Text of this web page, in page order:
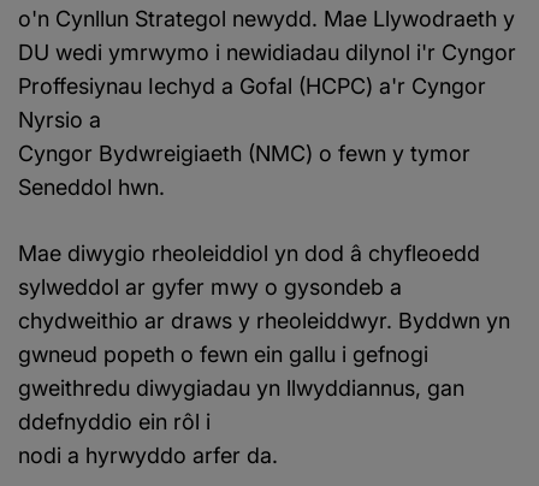
o'n Cynllun Strategol newydd. Mae Llywodraeth y
DU wedi ymrwymo i newidiadau dilynol i'r Cyngor
Proffesiynau Iechyd a Gofal (HCPC) a'r Cyngor
Nyrsio a
Cyngor Bydwreigiaeth (NMC) o fewn y tymor
Seneddol hwn.
Mae diwygio rheoleiddiol yn dod â chyfleoedd
sylweddol ar gyfer mwy o gysondeb a
chydweithio ar draws y rheoleiddwyr. Byddwn yn
gwneud popeth o fewn ein gallu i gefnogi
gweithredu diwygiadau yn llwyddiannus, gan
ddefnyddio ein rôl i
nodi a hyrwyddo arfer da.